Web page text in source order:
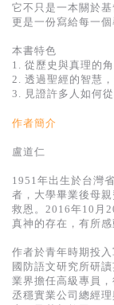
它不只是一本關於基
更是一份寫給每一個
本書特色
1. 從歷史與真理的
2. 透過聖經的智慧
3. 見證許多人如何
作者簡介
盧道仁
1951年出生於台灣
者，大學畢業後母
救恩。2016年10月
真神的存在，有所
作者於青年時期投
國防語文研究所研
業界擔任高級專員
丞穩實業公司總經